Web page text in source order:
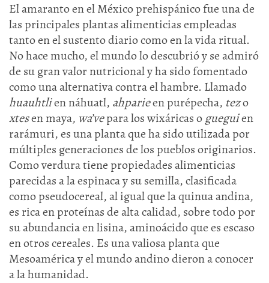
El amaranto en el México prehispánico fue una de
las principales plantas alimenticias empleadas
tanto en el sustento diario como en la vida ritual.
No hace mucho, el mundo lo descubrió y se admiró
de su gran valor nutricional y ha sido fomentado
como una alternativa contra el hambre. Llamado
huauhtlien náhuatl, ahparieen purépecha, tezo
xtesen maya, wa’vepara los wixáricas ogueguien
rarámuri, es una planta que ha sido utilizada por
múltiples generaciones de los pueblos originarios.
Como verdura tiene propiedades alimenticias
parecidas a la espinaca y su semilla, clasificada
como pseudocereal, al igual que la quinua andina,
es rica en proteínas de alta calidad, sobre todo por
su abundancia en lisina, aminoácido que es escaso
en otros cereales. Es una valiosa planta que
Mesoamérica y el mundo andino dieron a conocer
a la humanidad.